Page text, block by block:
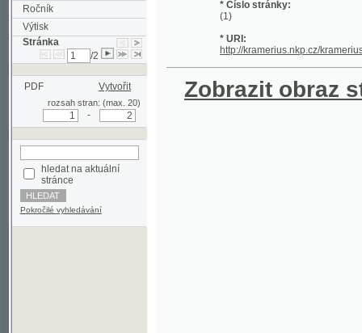
Výtisk
Stránka
PDF Vytvořit
rozsah stran: (max. 20)
stránce
Pokročilé vyhledávání
* URI:
Zobrazit obraz